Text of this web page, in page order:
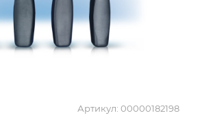
Артикул: 00000182198